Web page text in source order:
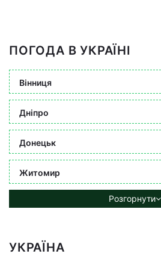
ПОГОДА В УКРАЇНІ
Вінниця
Дніпро
Донецьк
Житомир
Розгорнути
УКРАЇНА